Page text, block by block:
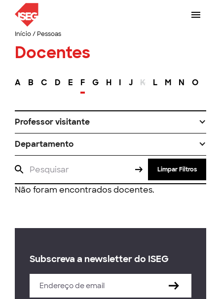
Início/ Pessoas
Docentes
A B C D E F G H I J K L M N O
Professor visitante
Departamento
Limpar Filtros
Não foram encontrados docentes.
Subscreva a newsletter do ISEG